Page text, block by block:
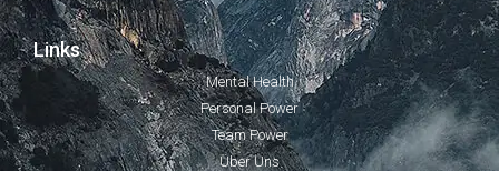
Links
Mental Health
Personal Power
Team Power
Über Uns